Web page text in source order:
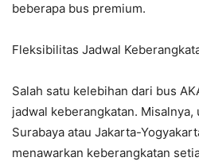
beberapa bus premium.
Fleksibilitas Jadwal
Salah satu kelebihan dari bus
jadwal keberangkatan.
Surabaya atau Jakarta-
menawarkan keberangkatan